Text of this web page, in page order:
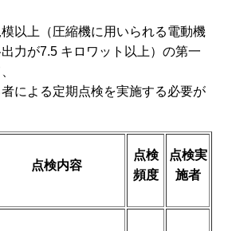
模以上（圧縮機に用いられる電動機
力が7.5 キロワット以上）の第一
による定期点検を実施する必要が
点検内容
点検
頻度
点検実
施者